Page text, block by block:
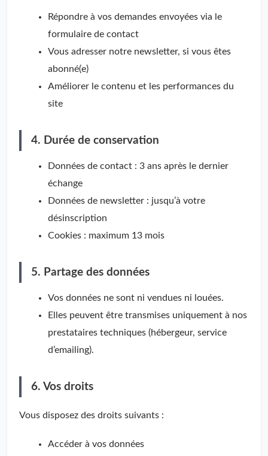
Répondre à vos demandes envoyées via le
formulaire de contact
Vous adresser notre newsletter, si vous êtes
abonné(e)
Améliorer le contenu et les performances du
site
4. Durée de conservation
Données de contact : 3 ans après le dernier
échange
Données de newsletter : jusqu’à votre
désinscription
Cookies : maximum 13 mois
5. Partage des données
Vos données ne sont ni vendues ni louées.
Elles peuvent être transmises uniquement à nos
prestataires techniques (hébergeur, service
d’emailing).
6. Vos droits
Vous disposez des droits suivants :
Accéder à vos données